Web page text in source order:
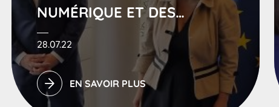
NUMÉRIQUE ET DES
TÉLÉCOMMUNICATIONS,
JEAN-NOËL BARROT ET
LIZA BELLULO, PRÉSIDENTE
DE LA FFTÉLÉCOMS
28.07.22
EN SAVOIR PLUS